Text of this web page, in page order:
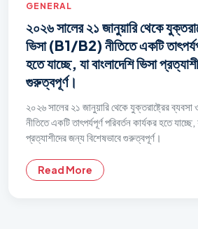
GENERAL
২০২৬ সালের ২১ জানুয়ারি থেকে
ভিসা (B1/B2) নীতিতে একটি
হতে যাচ্ছে, যা বাংলাদেশি ভিসা
গুরুত্বপূর্ণ।
২০২৬ সালের ২১ জানুয়ারি থেকে যুক্তরাষ্ট্রের
নীতিতে একটি তাৎপর্যপূর্ণ পরিবর্তন কার্যকর হতে যাচ্ছে,
প্রত্যাশীদের জন্য বিশেষভাবে গুরুত্বপূর্ণ।
Read More